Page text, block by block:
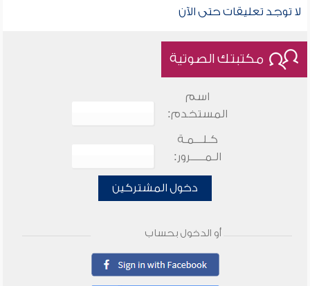
لا توجد تعليقات حتى الآن
مكتبتك الصوتية
اسم
المستخدم:
كـلـــمـة
الـمـــــرور:
دخول المشتركين
أو الدخول بحساب